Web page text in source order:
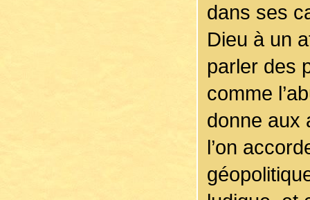
dans ses
Dieu à un
parler des
comme
donne aux
l’on